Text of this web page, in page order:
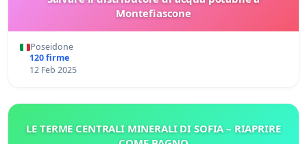
Montefiascone
Poseidone
120 firme
12 Feb 2025
LE TERME CENTRALI MINERALI DI SOFIA – RIAPRIRE